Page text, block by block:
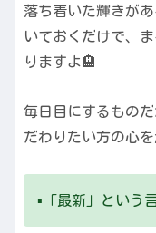
落ち着いた輝きが
いておくだけで、
りますよ🏨
毎日目にするもの
だわりたい方の心
▪️「最新」という